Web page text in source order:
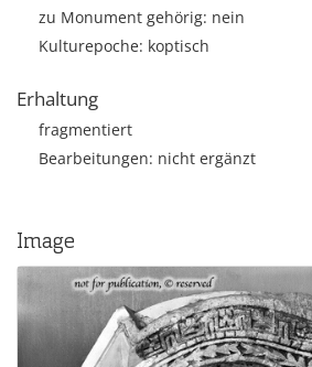
zu Monument gehörig: nein
Kulturepoche: koptisch
Erhaltung
fragmentiert
Bearbeitungen: nicht ergänzt
Image